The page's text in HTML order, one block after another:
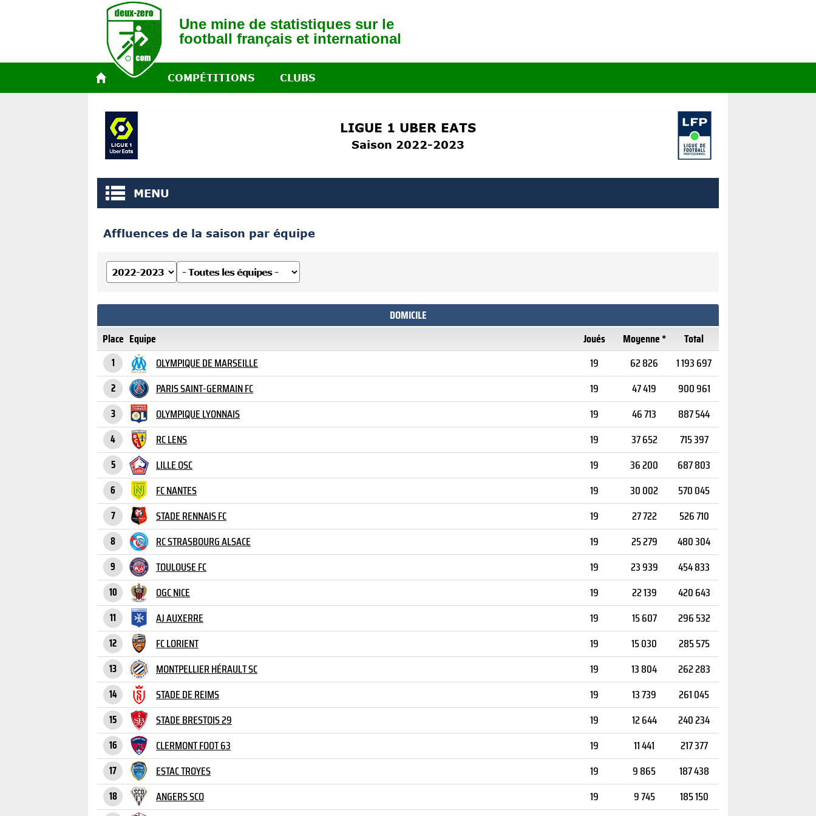
Une mine de statistiques sur le
football français et international
COMPÉTITIONS CLUBS
LIGUE 1 UBER EATS
Saison 2022-2023
MENU
Affluences de la saison par équipe
DOMICILE
Place Equipe Joués Moyenne * Total
1 OLYMPIQUE DE MARSEILLE 19 62 826 1 193 697
2 PARIS SAINT-GERMAIN FC 19 47 419 900 961
3 OLYMPIQUE LYONNAIS 19 46 713 887 544
4 RC LENS 19 37 652 715 397
5 LILLE OSC 19 36 200 687 803
6 FC NANTES 19 30 002 570 045
7 STADE RENNAIS FC 19 27 722 526 710
8 RC STRASBOURG ALSACE 19 25 279 480 304
9 TOULOUSE FC 19 23 939 454 833
10 OGC NICE 19 22 139 420 643
11 AJ AUXERRE 19 15 607 296 532
12 FC LORIENT 19 15 030 285 575
13 MONTPELLIER HÉRAULT SC 19 13 804 262 283
14 STADE DE REIMS 19 13 739 261 045
15 STADE BRESTOIS 29 19 12 644 240 234
16 CLERMONT FOOT 63 19 11 441 217 377
17 ESTAC TROYES 19 9 865 187 438
18 ANGERS SCO 19 9 745 185 150